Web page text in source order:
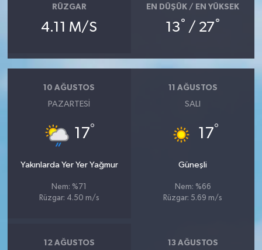
RÜZGAR
4.11 M/S
EN DÜŞÜK / EN YÜKSEK
13° / 27°
10 AĞUSTOS
PAZARTESI
17°
Yakınlarda Yer Yer Yağmur
Nem: %71
Rüzgar: 4.50 m/s
11 AĞUSTOS
SALI
17°
Güneşli
Nem: %66
Rüzgar: 5.69 m/s
12 AĞUSTOS 13 AĞUSTOS